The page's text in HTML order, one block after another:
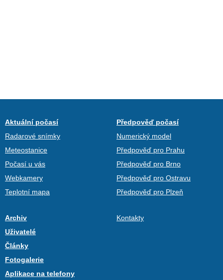
Aktuální počasí
Radarové snímky
Meteostanice
Počasí u vás
Webkamery
Teplotní mapa
Předpověď počasí
Numerický model
Předpověď pro Prahu
Předpověď pro Brno
Předpověď pro Ostravu
Předpověď pro Plzeň
Archiv
Uživatelé
Články
Fotogalerie
Aplikace na telefony
Kontakty